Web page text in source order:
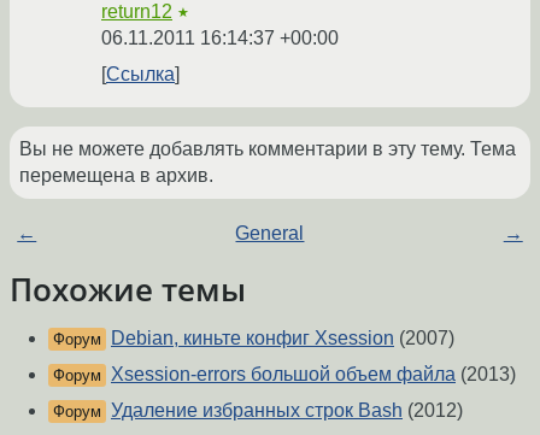
return12 ★
06.11.2011 16:14:37 +00:00
Ссылка
Вы не можете добавлять комментарии в эту тему. Тема
перемещена в архив.
← General →
Похожие темы
Форум Debian, киньте конфиг Xsession (2007)
Форум Xsession-errors большой объем файла (2013)
Форум Удаление избранных строк Bash (2012)